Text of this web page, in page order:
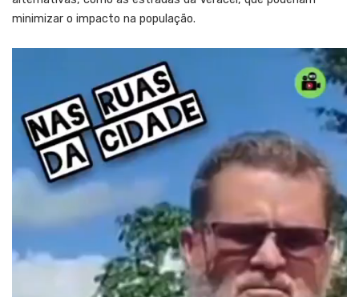
minimizar o impacto na população.